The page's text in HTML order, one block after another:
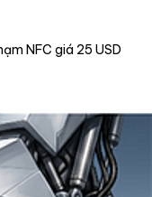
NFC giá 25 USD